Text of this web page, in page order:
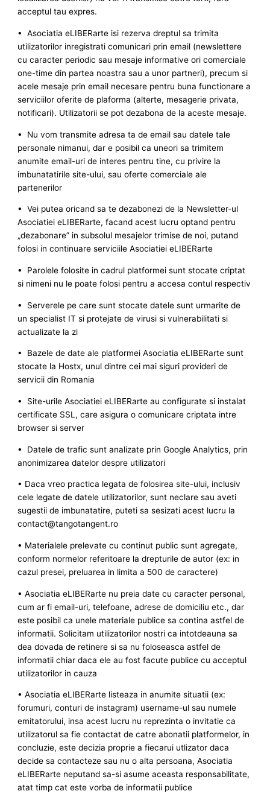
acceptul tau expres.
• Asociatia eLIBERarte isi rezerva dreptul sa trimita
utilizatorilor inregistrati comunicari prin email (newslettere
cu caracter periodic sau mesaje informative ori comerciale
one-time din partea noastra sau a unor partneri), precum si
acele mesaje prin email necesare pentru buna functionare a
serviciilor oferite de plaforma (alterte, mesagerie privata,
notificari). Utilizatorii se pot dezabona de la aceste mesaje.
• Nu vom transmite adresa ta de email sau datele tale
personale nimanui, dar e posibil ca uneori sa trimitem
anumite email-uri de interes pentru tine, cu privire la
imbunatatirile site-ului, sau oferte comerciale ale
partenerilor
• Vei putea oricand sa te dezabonezi de la Newsletter-ul
Asociatiei eLIBERarte, facand acest lucru optand pentru
„dezabonare” in subsolul mesajelor trimise de noi, putand
folosi in continuare serviciile Asociatiei eLIBERarte
• Parolele folosite in cadrul platformei sunt stocate criptat
si nimeni nu le poate folosi pentru a accesa contul respectiv
• Serverele pe care sunt stocate datele sunt urmarite de
un specialist IT si protejate de virusi si vulnerabilitati si
actualizate la zi
• Bazele de date ale platformei Asociatia eLIBERarte sunt
stocate la Hostx, unul dintre cei mai siguri provideri de
servicii din Romania
• Site-urile Asociatiei eLIBERarte au configurate si instalat
certificate SSL, care asigura o comunicare criptata intre
browser si server
• Datele de trafic sunt analizate prin Google Analytics, prin
anonimizarea datelor despre utilizatori
• Daca vreo practica legata de folosirea site-ului, inclusiv
cele legate de datele utilizatorilor, sunt neclare sau aveti
sugestii de imbunatatire, puteti sa sesizati acest lucru la
contact@tangotangent.ro
• Materialele prelevate cu continut public sunt agregate,
conform normelor referitoare la drepturile de autor (ex: in
cazul presei, preluarea in limita a 500 de caractere)
• Asociatia eLIBERarte nu preia date cu caracter personal,
cum ar fi email-uri, telefoane, adrese de domiciliu etc., dar
este posibil ca unele materiale publice sa contina astfel de
informatii. Solicitam utilizatorilor nostri ca intotdeauna sa
dea dovada de retinere si sa nu foloseasca astfel de
informatii chiar daca ele au fost facute publice cu acceptul
utilizatorilor in cauza
• Asociatia eLIBERarte listeaza in anumite situatii (ex:
forumuri, conturi de instagram) username-ul sau numele
emitatorului, insa acest lucru nu reprezinta o invitatie ca
utilizatorul sa fie contactat de catre abonatii platformelor, in
concluzie, este decizia proprie a fiecarui utlizator daca
decide sa contacteze sau nu o alta persoana, Asociatia
eLIBERarte neputand sa-si asume aceasta responsabilitate,
atat timp cat este vorba de informatii publice